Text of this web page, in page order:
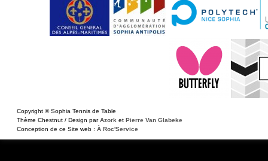
Copyright © Sophia Tennis de Table
Thème Chestnut / Design parAzork et Pierre Van Glabeke
Conception de ce Site web : À Roc'Service